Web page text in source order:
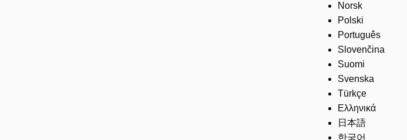
Norsk
Polski
Português
Slovenčina
Suomi
Svenska
Türkçe
Ελληνικά
日本語
한국어